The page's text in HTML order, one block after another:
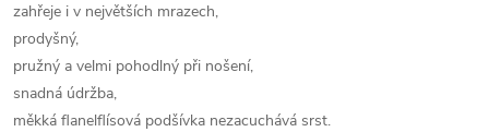
zahřeje i v největších mrazech,
prodyšný,
pružný a velmi pohodlný při nošení,
snadná údržba,
měkká flanelflísová podšívka nezacuchává srst.